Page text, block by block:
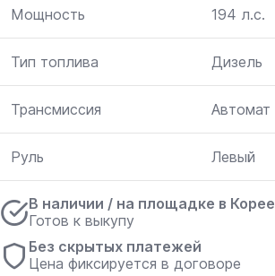
Мощность 194 л.с.
Тип топлива Дизель
Трансмиссия Автомат
Руль Левый
В наличии / на площадке в Корее
Готов к выкупу
Без скрытых платежей
Цена фиксируется в договоре